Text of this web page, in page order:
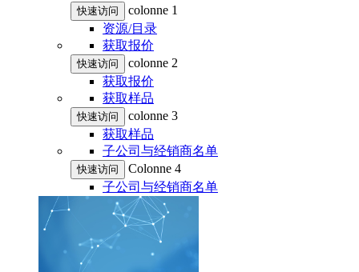
快速访问
colonne 1
资源/目录
获取报价
快速访问
colonne 2
获取报价
获取样品
快速访问
colonne 3
获取样品
子公司与经销商名单
快速访问
Colonne 4
子公司与经销商名单